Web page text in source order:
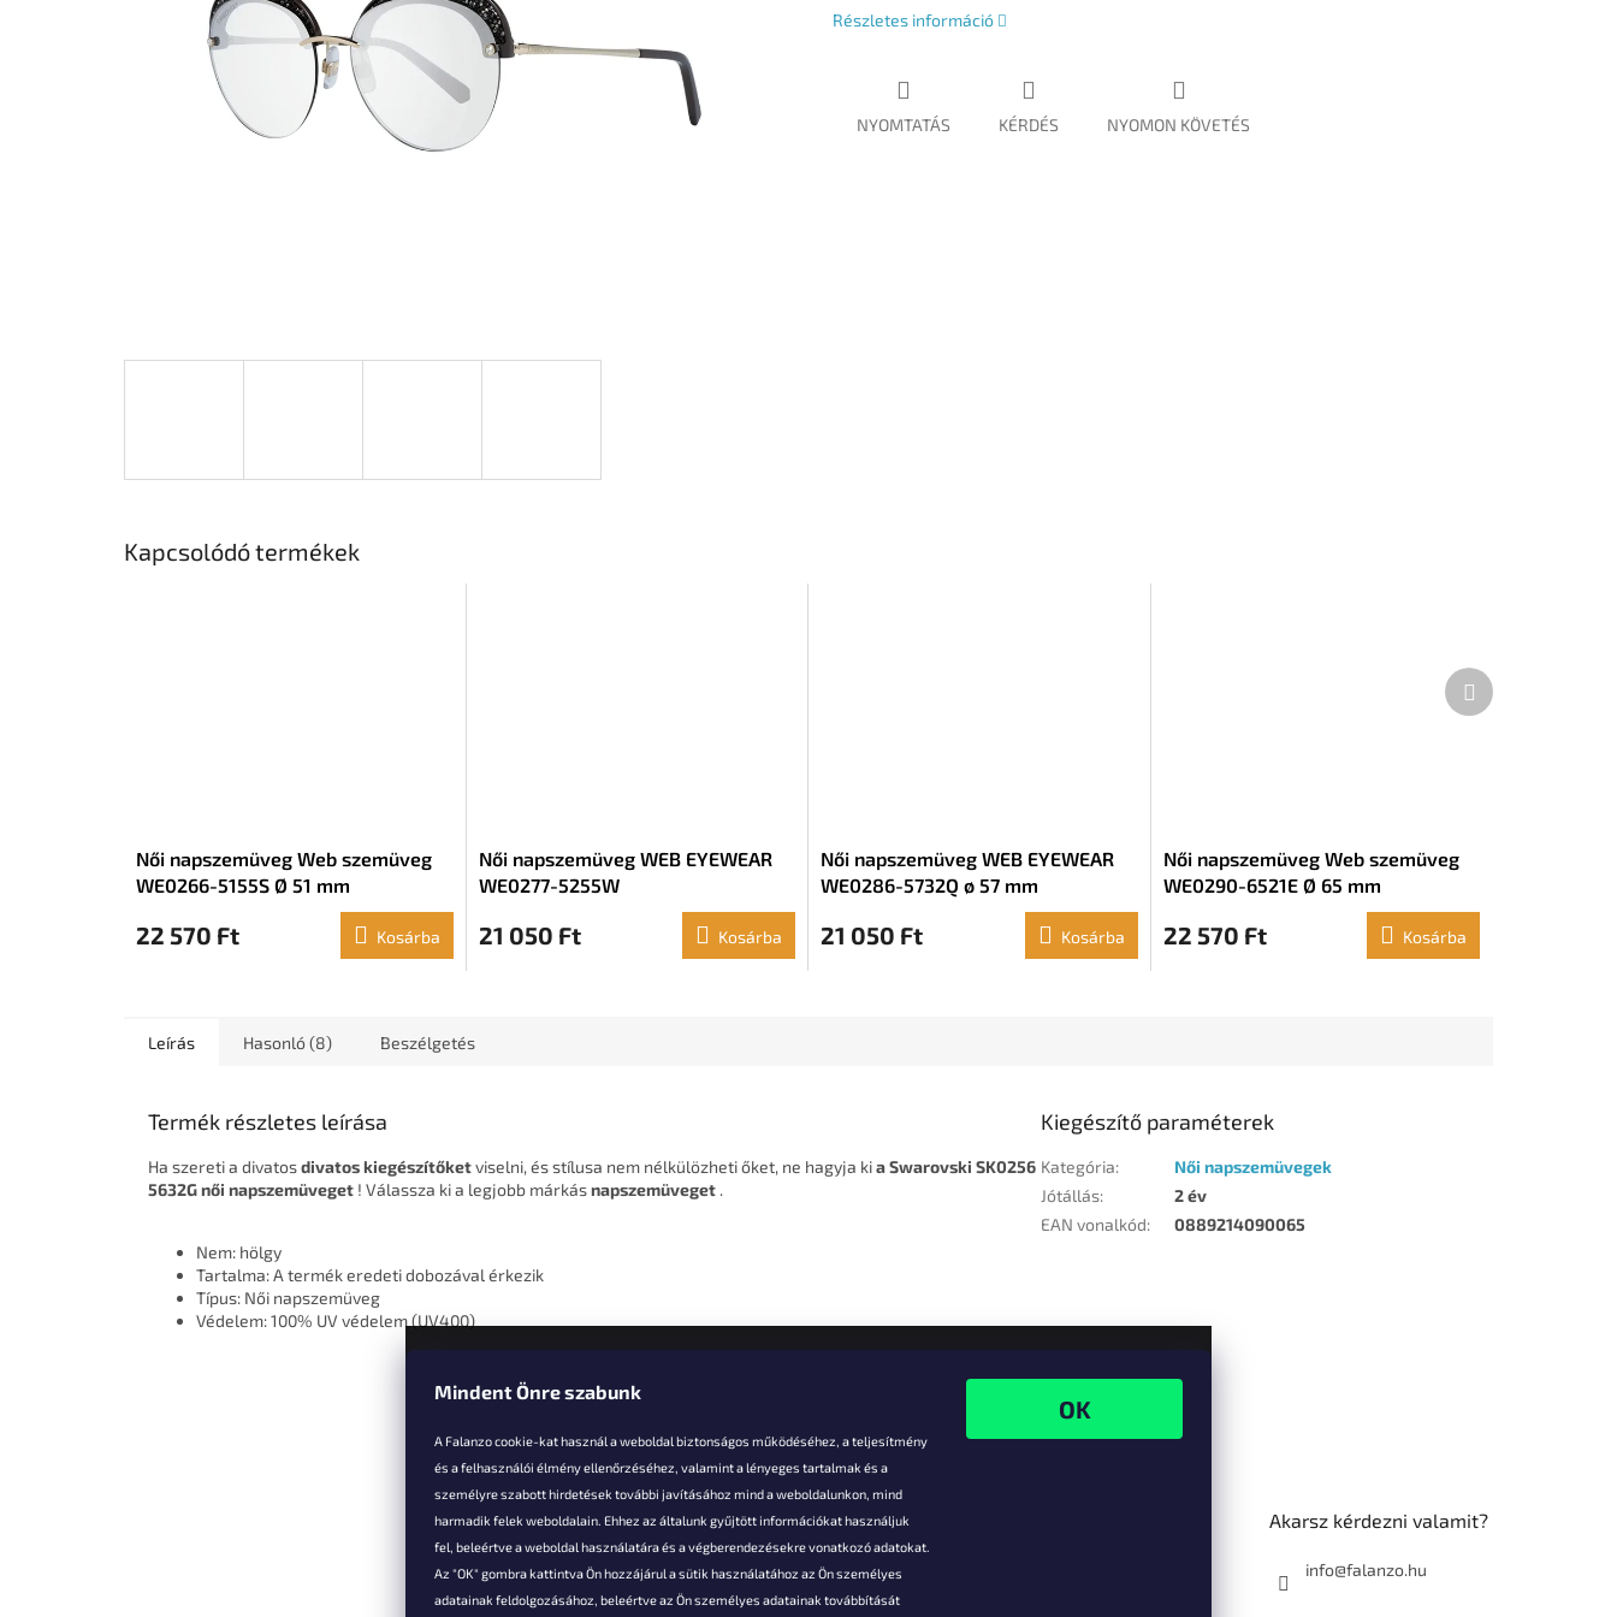
Mindent Önre szabunk
A Falanzo cookie-kat használ a weboldal biztonságos működéséhez, a teljesítmény
és a felhasználói élmény ellenőrzéséhez, valamint a lényeges tartalmak és a
személyre szabott hirdetések további javításához mind a weboldalunkon, mind
harmadik felek weboldalain. Ehhez az általunk gyűjtött információkat használjuk
fel, beleértve a weboldal használatára és a végberendezésekre vonatkozó adatokat.
Az "OK" gombra kattintva Ön hozzájárul a sütik használatához az Ön személyes
adatainak feldolgozásához, beleértve az Ön személyes adatainak továbbítását
Részletes információ
NYOMTATÁS KÉRDÉS NYOMON KÖVETÉS
Kapcsolódó termékek
Női napszemüveg Web szemüveg
WE0266-5155S Ø 51 mm
22 570 Ft Kosárba
Női napszemüveg WEB EYEWEAR
WE0277-5255W
21 050 Ft Kosárba
Női napszemüveg WEB EYEWEAR
WE0286-5732Q ø 57 mm
21 050 Ft Kosárba
Női napszemüveg Web szemüveg
WE0290-6521E Ø 65 mm
22 570 Ft Kosárba
Következő
termék
Leírás Hasonló (8) Beszélgetés
Termék részletes leírása
Ha szereti a divatosdivatos kiegészítőketviselni, és stílusa nem nélkülözheti őket, ne hagyja kia Swarovski SK0256
5632G női napszemüveget ! Válassza ki a legjobb márkásnapszemüveget .
Nem: hölgy
Tartalma: A termék eredeti dobozával érkezik
Típus: Női napszemüveg
Védelem: 100% UV védelem (UV400)
Kiegészítő paraméterek
Kategória:
Női napszemüvegek
Jótállás:
2 év
EAN vonalkód: 0889214090065
Vevőknek
Hűségkedvezmények
Szállítás és fizetés
Akarsz kérdezni valamit?
info@falanzo.hu